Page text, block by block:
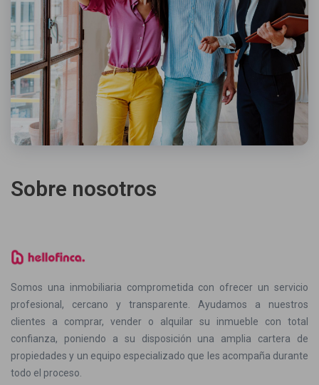
Sobre nosotros
Somos una inmobiliaria comprometida con ofrecer un servicio
profesional, cercano y transparente. Ayudamos a nuestros
clientes a comprar, vender o alquilar su inmueble con total
confianza, poniendo a su disposición una amplia cartera de
propiedades y un equipo especializado que les acompaña durante
todo el proceso.